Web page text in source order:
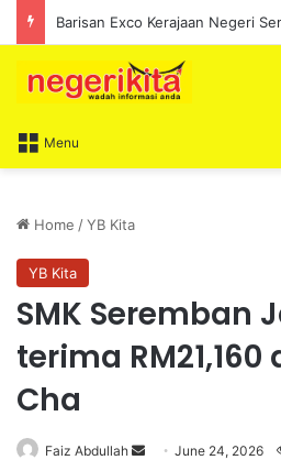
Menu
Home /YB Kita
YB Kita
SMK Seremban
terima
Cha
Faiz Abdullah June 24, 2026